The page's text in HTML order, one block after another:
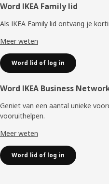
Voettekst
Word IKEA Family lid
Als IKEA Family lid ontvang je
Meer weten
Word lid of log in
Word IKEA Business
Geniet van een aantal unieke
vooruithelpen. ​
Meer weten
Word lid of log in